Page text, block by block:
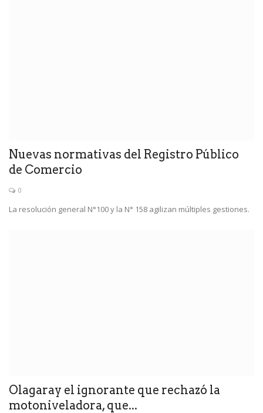
Nuevas normativas del Registro Público
de Comercio
0
La resolución general N°100 y la N° 158 agilizan múltiples gestiones.
Olagaray el ignorante que rechazó la
motoniveladora, que...